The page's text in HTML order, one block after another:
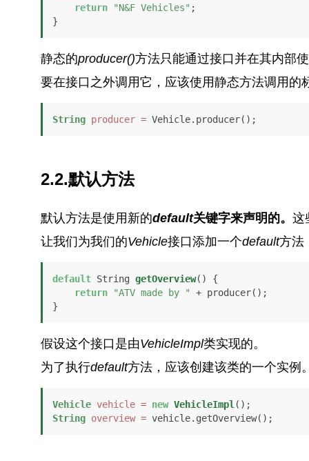
return
"N&F Vehicles" ;
}
静态的producer()方法只能通过接口并在其内部
要在接口之外调用它，应该使用静态方法调用的
String producer = Vehicle.producer();
2.2.默认方法
默认方法是使用新的default关键字来声明的。 这
让我们为我们的Vehicle接口添加一个default方法
default String getOverview()
{
return
"ATV made by "
+ producer();
}
假设这个接口是由VehicleImpl类实现的。
为了执行default方法，应该创建该类的一个实例
Vehicle vehicle = new VehicleImpl
String overview = vehicle.getOverview();